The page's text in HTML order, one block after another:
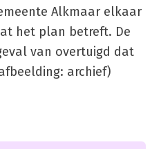
Alkmaar elkaar
het plan betreft. De
van overtuigd dat
archief)